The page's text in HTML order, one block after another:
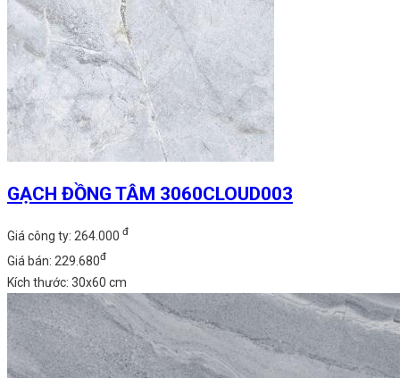
GẠCH ĐỒNG TÂM 3060CLOUD003
Giá công ty: 264.000 đ
Giá bán: 229.680đ
Kích thước: 30x60 cm